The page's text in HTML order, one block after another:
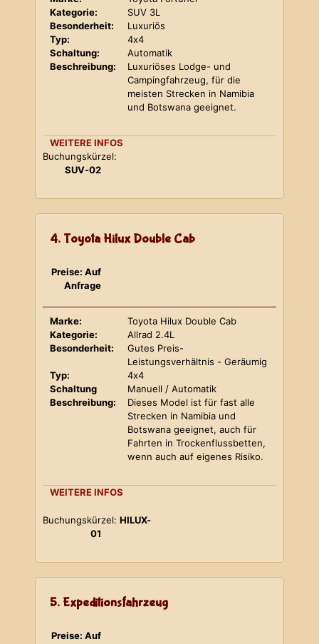
Kategorie:
SUV 3L
Besonderheit:
Luxuriös
Typ:
4x4
Schaltung:
Automatik
Beschreibung:
Luxuriöses Lodge- und
Campingfahrzeug, für die
meisten Strecken in Namibia
und Botswana geeignet.
WEITERE INFOS
Buchungskürzel:
SUV-02
4. Toyota Hilux Double Cab
Preise: Auf
Anfrage
Marke:
Toyota Hilux Double Cab
Kategorie:
Allrad 2.4L
Besonderheit:
Gutes Preis-
Leistungsverhältnis - Geräumig
Typ:
4x4
Schaltung
Manuell / Automatik
Beschreibung:
Dieses Model ist für fast alle
Strecken in Namibia und
Botswana geeignet, auch für
Fahrten in Trockenflussbetten,
wenn auch auf eigenes Risiko.
WEITERE INFOS
Buchungskürzel: HILUX-
01
5. Expeditionsfahrzeug
Preise: Auf